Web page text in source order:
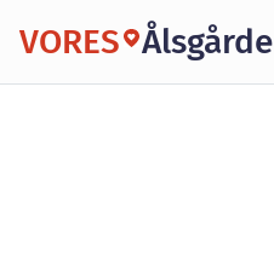
VORES Ålsgårde